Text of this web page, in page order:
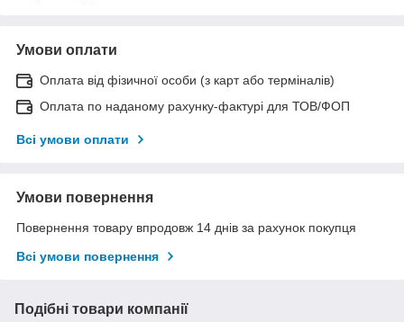
Умови оплати
Оплата від фізичної особи (з карт або терміналів)
Оплата по наданому рахунку-фактурі для ТОВ/ФОП
Всі умови оплати
Умови повернення
Повернення товару впродовж 14 днів за рахунок покупця
Всі умови повернення
Подібні товари компанії